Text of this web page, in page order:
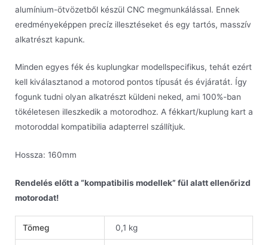
alumínium-ötvözetből készül CNC megmunkálással. Ennek
eredményeképpen precíz illesztéseket és egy tartós, masszív
alkatrészt kapunk.
Minden egyes fék és kuplungkar modellspecifikus, tehát ezért
kell kiválasztanod a motorod pontos típusát és évjáratát. Így
fogunk tudni olyan alkatrészt küldeni neked, ami 100%-ban
tökéletesen illeszkedik a motorodhoz. A fékkart/kuplung kart a
motoroddal kompatibilia adapterrel szállítjuk.
Hossza: 160mm
Rendelés előtt a “kompatibilis modellek” fül alatt ellenőrizd
motorodat!
Tömeg 0,1 kg